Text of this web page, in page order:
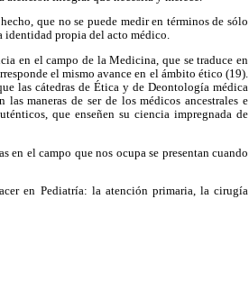
que no se puede medir en términos de sólo
identidad propia del acto médico.
en el campo de la Medicina, que se traduce en
el mismo avance en el ámbito ético (19).
las cátedras de Ética y de Deontología médica
maneras de ser de los médicos ancestrales e
que enseñen su ciencia impregnada de
el campo que nos ocupa se presentan cuando
en Pediatría: la atención primaria, la cirugía